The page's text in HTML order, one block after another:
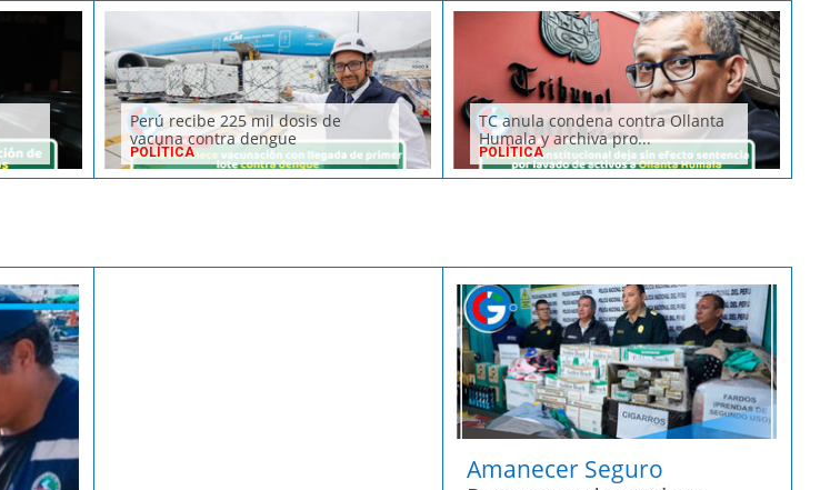
Perú recibe 225 mil dosis de
vacuna contra dengue
POLÍTICA
TC anula condena contra Ollanta
Humala y archiva pro...
POLÍTICA
Amanecer Seguro